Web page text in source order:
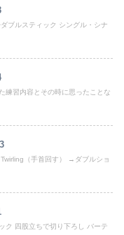
ブルスティック シングル・シナ
練習内容とその時に思ったことな
（手首回す） →ダブルショ
ーテ